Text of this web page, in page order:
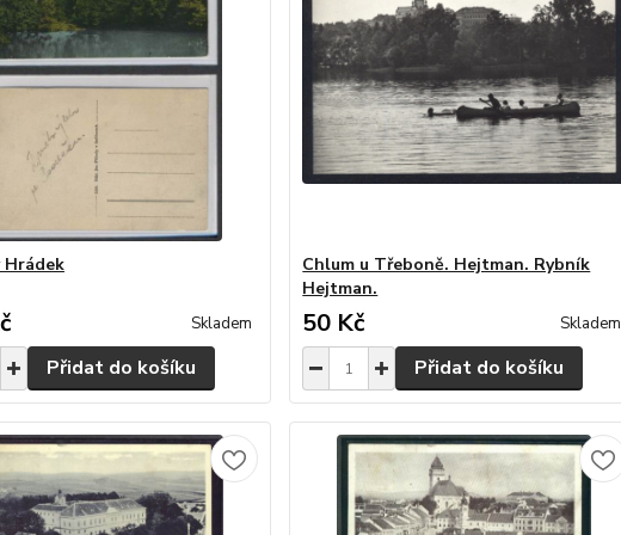
Hrádek
Skladem
Přidat do košíku
Chlum u Třeboně. Hejtman. Rybník
Hejtman.
50 Kč Skladem
Přidat do košíku